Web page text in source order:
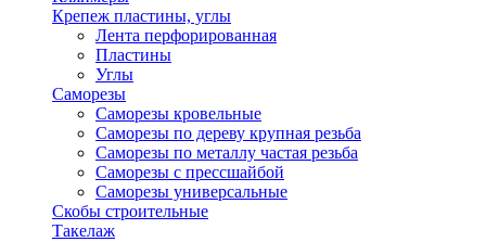
Крепеж пластины, углы
Лента перфорированная
Пластины
Углы
Саморезы
Саморезы кровельные
Саморезы по дереву крупная резьба
Саморезы по металлу частая резьба
Саморезы с прессшайбой
Саморезы универсальные
Скобы строительные
Такелаж